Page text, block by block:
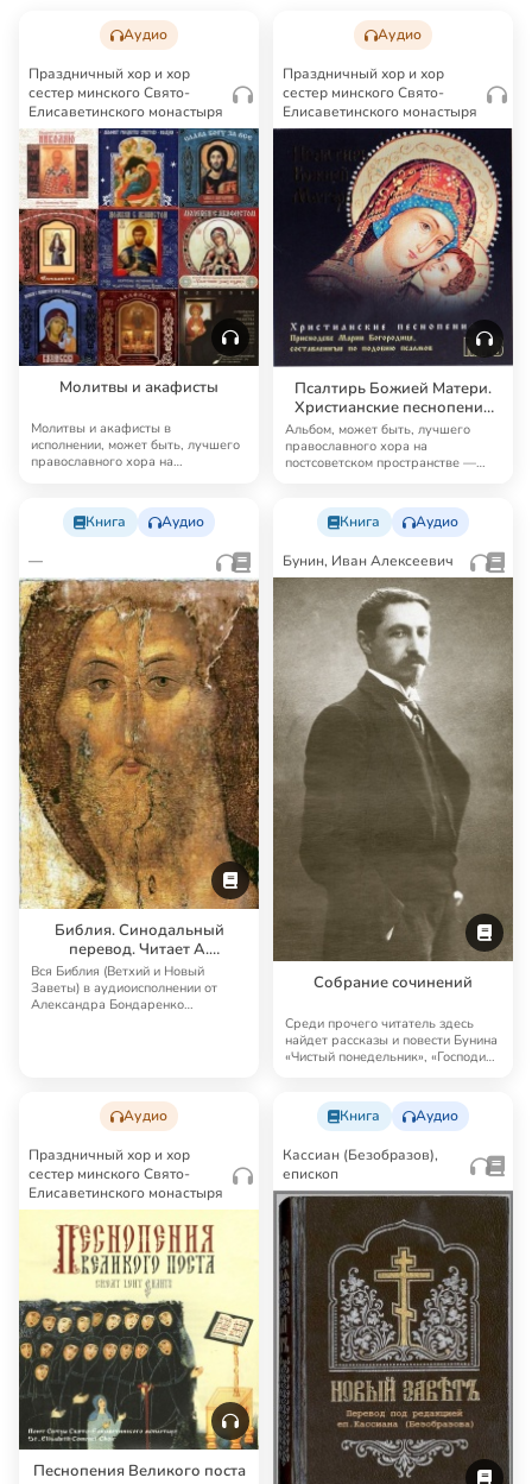
Аудио
Праздничный хор и хор
сестер минского Свято-
Елисаветинского монастыря
Молитвы и акафисты
Молитвы и акафисты в
исполнении, может быть, лучшего
православного хора на
Аудио
Праздничный хор и хор
сестер минского Свято-
Елисаветинского монастыря
Псалтирь Божией Матери.
Христианские песнопения
Приснодеве Марии
Богородице, составленные
по подобию псалмов
Альбом, может быть, лучшего
православного хора на
постсоветском пространстве —
Книга Аудио
—
Библия. Синодальный
перевод. Читает А.
Бондаренко и И.
Прудовский
Вся Библия (Ветхий и Новый
Заветы) в аудиоисполнении от
Александра Бондаренко
Книга Аудио
Бунин, Иван Алексеевич
Собрание сочинений
Среди прочего читатель здесь
найдет рассказы и повести Бунина
«Чистый понедельник», «Господин
Аудио
Праздничный хор и хор
сестер минского Свято-
Елисаветинского монастыря
Песнопения Великого поста
Книга Аудио
Кассиан (Безобразов),
епископ